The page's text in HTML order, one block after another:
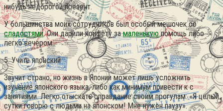
нибудь недорогой презент.
У большинства моих сотрудников был особый мешочек со
сладостями. Они дарили конфету замаленькуюпомощь либо
легко вечером.
5. Учите японский
Звучит страно, но жизнь в Японии может лишь усложнить
изучение японского языка, либо как минимум привести к с
занятиями. Легко отыскать оправдание своим прогулам: «Я целый
сутки говорю с людьми на японском! Мне нужен паузу».